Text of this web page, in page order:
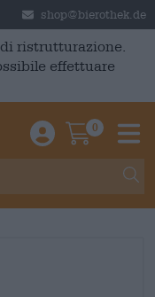
shop@bierothek.de
ristrutturazione.
effettuare
Einloggen /
0